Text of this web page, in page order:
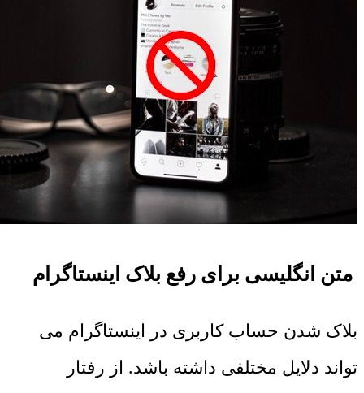
متن انگلیسی برای رفع بلاک اینستاگرام
بلاک شدن حساب کاربری در اینستاگرام می‌
تواند دلایل مختلفی داشته باشد. از رفتار